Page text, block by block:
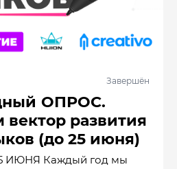
Завершён
ОПРОС.
развития
(до 25 июня)
ИЮНЯ Каждый год мы